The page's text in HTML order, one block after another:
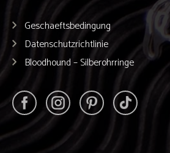
Geschaeftsbedingung
Datenschutzrichtlinie
Bloodhound – Silberohrringe